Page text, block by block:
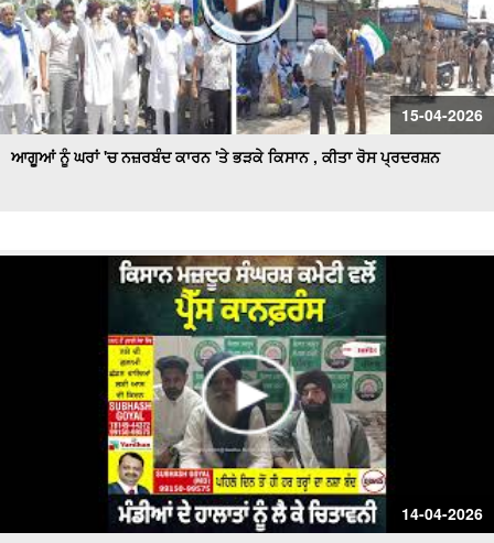
15-04-2026
ਆਗੂਆਂ ਨੂੰ ਘਰਾਂ 'ਚ ਨਜ਼ਰਬੰਦ ਕਾਰਨ 'ਤੇ ਭੜਕੇ ਕਿਸਾਨ , ਕੀਤਾ ਰੋਸ ਪ੍ਰਦਰਸ਼ਨ
14-04-2026